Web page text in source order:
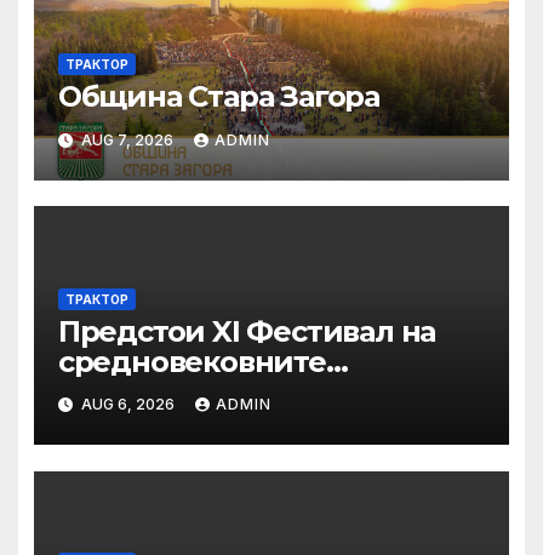
ТРАКТОР
Община Стара Загора
AUG 7, 2026 ADMIN
ТРАКТОР
Предстои XI Фестивал на
средновековните
традиции, бит и култура
„Калето
AUG 6, 2026 ADMIN